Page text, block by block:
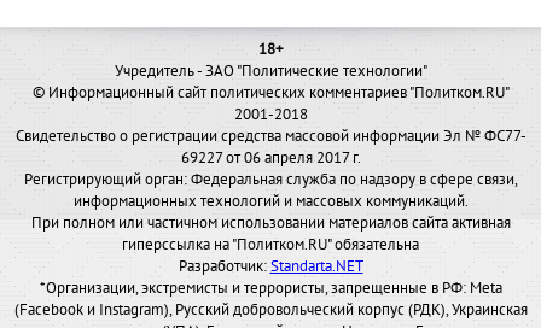
18+
Учредитель - ЗАО "Политические технологии"
© Информационный сайт политических комментариев "Политком.RU"
2001-2018
Свидетельство о регистрации средства массовой информации Эл № ФС77-
69227 от 06 апреля 2017 г.
Регистрирующий орган: Федеральная служба по надзору в сфере связи,
информационных технологий и массовых коммуникаций.
При полном или частичном использовании материалов сайта активная
гиперссылка на "Политком.RU" обязательна
Разработчик:Standarta.NET
*Организации, экстремисты и террористы, запрещенные в РФ: Meta
(Facebook и Instagram), Русский добровольческий корпус (РДК), Украинская